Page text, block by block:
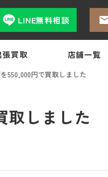
LINE無料相談
張買取 店舗一覧
550,000円で買取しました
取しました